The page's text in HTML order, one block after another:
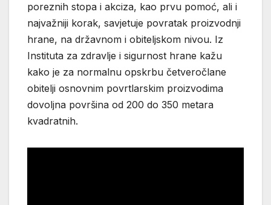
poreznih stopa i akciza, kao prvu pomoć, ali i
najvažniji korak, savjetuje povratak proizvodnji
hrane, na državnom i obiteljskom nivou. Iz
Instituta za zdravlje i sigurnost hrane kažu
kako je za normalnu opskrbu četveročlane
obitelji osnovnim povrtlarskim proizvodima
dovoljna površina od 200 do 350 metara
kvadratnih.